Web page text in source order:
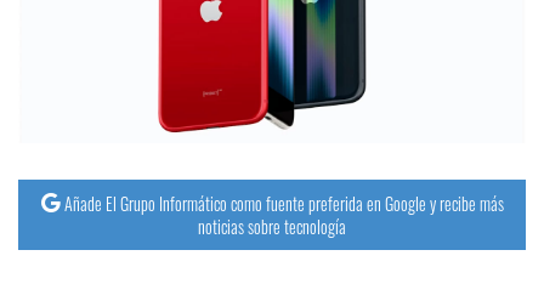
y
Tutoriales
Añade El Grupo Informático como fuente preferida en Google y recibe más
noticias sobre tecnología